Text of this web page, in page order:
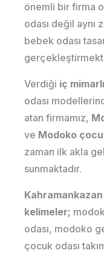
önemli bir firma
odası değil aynı
bebek odası
Verdiği iç
odası
atan firmamız,
ve Modoko
zaman ilk akla
sunmaktadır.
kelimeler;
odası, modoko
çocuk odası